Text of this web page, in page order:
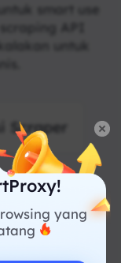
smart use
API
untuk
Scraper
yang